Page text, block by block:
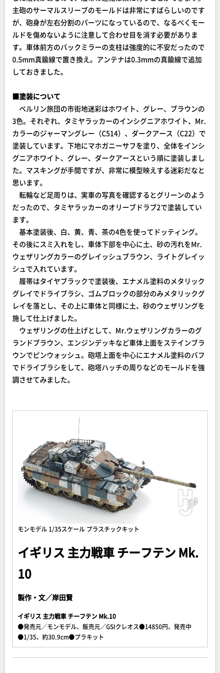
主砲のサーマルスリーブのモールドは非常にすばらしいのです
が、砲身が左右分割のパーツになっているので、なるべくモー
ルドを傷めないように注意して合わせ目を消す必要がありま
す。車体前方のバックミラーの支柱は強度的に不安だったので
0.5mm真鍮線で置き換え。アンテナは0.3mmの真鍮線で追加
しておきました。
■塗装について
ベルリン旅団の市街地迷彩はホワイト、グレー、ブラウンの
3色。それぞれ、タミヤラッカーのインシグニアホワイト、Mr.
カラーのジャーマングレー（C514）、ダークアース（C22）で
塗装しています。下地にマホガニーサフを塗り、全体をインシ
グニアホワイト、グレー、ダークアースという順に塗装しまし
た。マスキングが手間ですが、非常に模型映えする迷彩だなと
思います。
転輪など足周りは、実車の写真を確認するとグリーンのよう
だったので、タミヤラッカーのオリーブドラブ2で塗装してい
ます。
基本塗装後、白、黄、青、茶の4色を使ってドッティング。
その後にスミ入れをし、車体下部を中心に土、砂の汚れをMr.
ウェザリングカラーのグレイッシュブラウン、ライトグレイッ
シュで入れています。
履帯はタイヤブラックで塗装後、エナメル塗料のメタリック
グレイでドライブラシ、ゴムブロックの部分のみメタリックグ
レイを落とし、その上に車体と同様に土、砂のウェザリングを
施して仕上げました。
ウェザリングの仕上げとして、Mr.ウェザリングカラーのグ
ランドブラウン、エンジンデッキなど車体上面をステインブラ
ウンでピンウォッシュ。砲塔上面を中心にエナメル塗料のバフ
でドライブラシをして、砲塔ハッチの周りなどのモールドを強
調させてみました。
モンモデル 1/35スケール プラスチックキット
イギリス 主力戦車 チーフテン Mk.
10
製作・文／岸田賢
イギリス 主力戦車 チーフテン Mk.10
●発売元／モンモデル、販売元／GSIクレオス●14850円、発売中
●1/35、約30.9cm●プラキット